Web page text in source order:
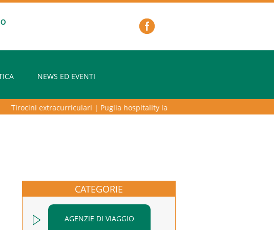
NEWS ED EVENTI
Tirocini extracurriculari|Puglia hospitality lab – programma di alta
CATEGORIE
AGENZIE DI VIAGGIO